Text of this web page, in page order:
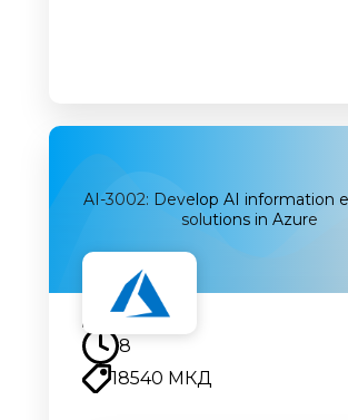
AI-3002: Develop AI information
solutions in Azure
Наскоро
8
18540 МКД